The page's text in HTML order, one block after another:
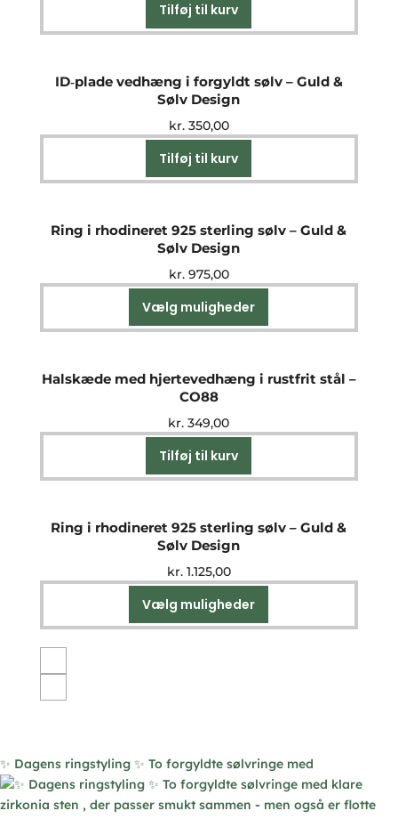
Tilføj til kurv
ID‑plade vedhæng i forgyldt sølv – Guld &
Sølv Design
kr.350,00
Tilføj til kurv
Ring i rhodineret 925 sterling sølv – Guld &
Sølv Design
kr.975,00
Vælg muligheder
vare
varianter.
kan
Halskæde med hjertevedhæng i rustfrit stål –
CO88
kr. 349,00
Tilføj til kurv
Ring i rhodineret 925 sterling sølv – Guld &
Sølv Design
kr.1.125,00
Vælg muligheder
vare
på
varesiden
✨ Dagens ringstyling ✨ To forgyldte sølvringe med